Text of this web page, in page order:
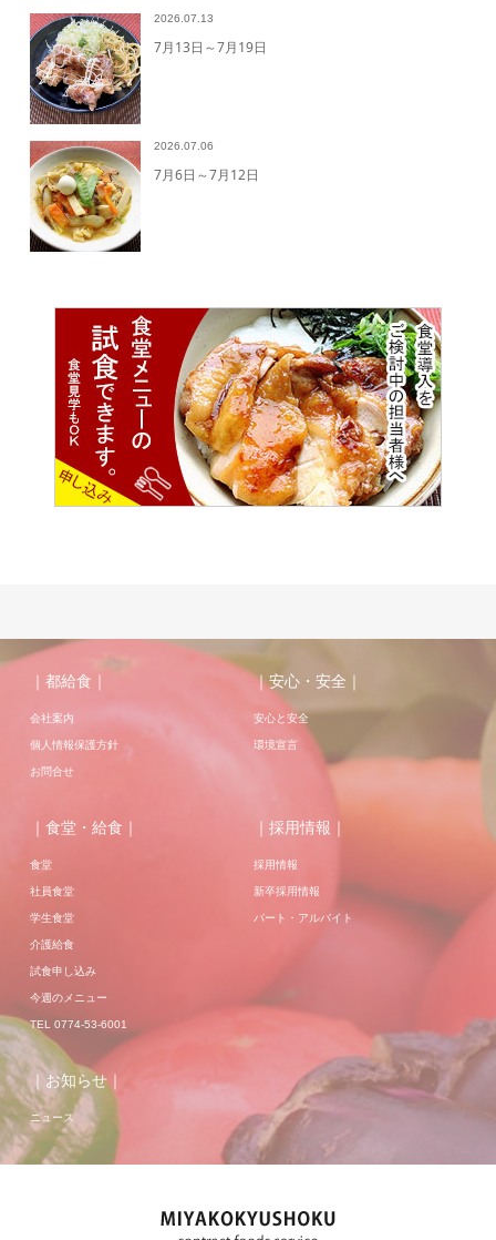
2026.07.13
7月13日～7月19日
2026.07.06
7月6日～7月12日
｜都給食｜
会社案内
個人情報保護方針
お問合せ
｜安心・安全｜
安心と安全
環境宣言
｜食堂・給食｜
食堂
社員食堂
学生食堂
介護給食
試食申し込み
今週のメニュー
TEL 0774-53-6001
｜採用情報｜
採用情報
新卒採用情報
パート・アルバイト
｜お知らせ｜
ニュース